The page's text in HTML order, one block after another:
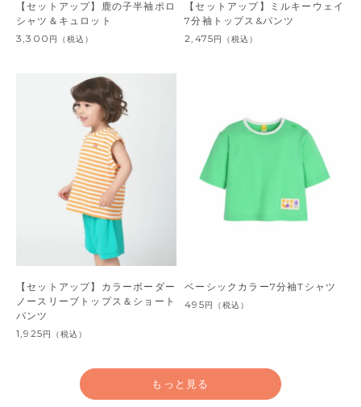
【セットアップ】鹿の子半袖ポロ
シャツ＆キュロット
3,300 円 （税込）
【セットアップ】ミルキーウェイ
7分袖トップス&パンツ
2,475円 （税込）
【セットアップ】カラーボーダー
ノースリーブトップス＆ショート
パンツ
1,925円 （税込）
ベーシックカラー7分袖Tシャツ
495円 （税込）
もっと見る